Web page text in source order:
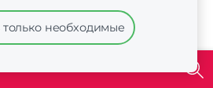
необходимые